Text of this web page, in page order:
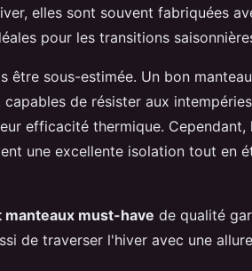
elles sont souvent fabriquées
pour les transitions
être sous-estimée. Un bon
de résister aux
efficacité thermique. Cependant,
une excellente isolation tout en
manteaux must-have de qualité
de traverser l'hiver avec une